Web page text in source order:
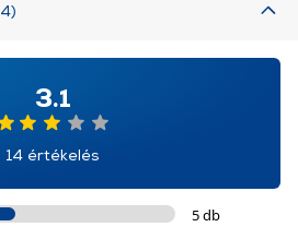
3.1
14 értékelés
5 db